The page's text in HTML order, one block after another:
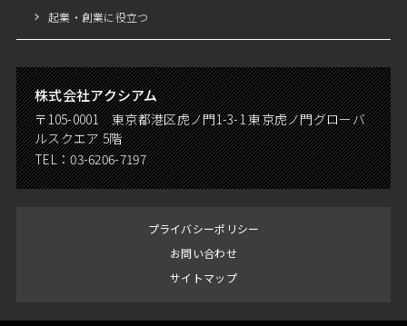
起業・創業に役立つ
株式会社アクシアム
〒105-0001 東京都港区虎ノ門1-3-1 東京虎ノ門グローバ
ルスクエア 5階
TEL：03-6206-7197
プライバシーポリシー
お問い合わせ
サイトマップ